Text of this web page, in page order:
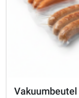
Vakuumbeutel